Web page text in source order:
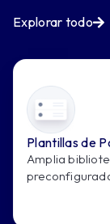
Explorar todo
Plantillas de
Amplia